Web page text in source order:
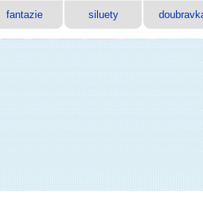
fantazie siluety